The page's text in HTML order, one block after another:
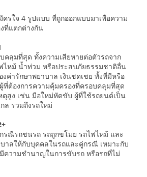
รใจ 4 รูปแบบ ที่ถูกออกแบบมาเพื่อความ
ที่แตกต่างกัน
คลุมที่สุด ทั้งความเสียหายต่อตัวรถจาก
ไหม้ น้ำท่วม หรือประสบภัยธรรมชาติอื่น
ค่ารักษาพยาบาล เงินชดเชย ทั้งที่มีหรือ
ที่ต้องการความคุ้มครองที่ครอบคลุมที่สุด
ตุสูง เช่น มือใหม่หัดขับ ผู้ที่ใช้รถยนต์เป็น
ล รวมถึงรถใหม่
รณีรถชนรถ รถถูกขโมย รถไฟไหม้ และ
าลให้กับบุคคลในรถและคู่กรณี เหมาะกับ
ความชำนาญในการขับรถ หรือรถที่ไม่